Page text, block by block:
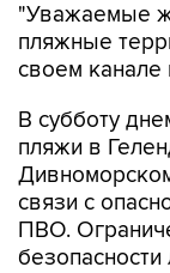
"Уважаемые
пляжные
своем канале
В субботу
пляжи в
связи с
ПВО.